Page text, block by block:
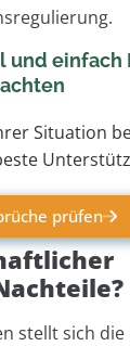
und einfach
Situation
prüfen
stellt sich die